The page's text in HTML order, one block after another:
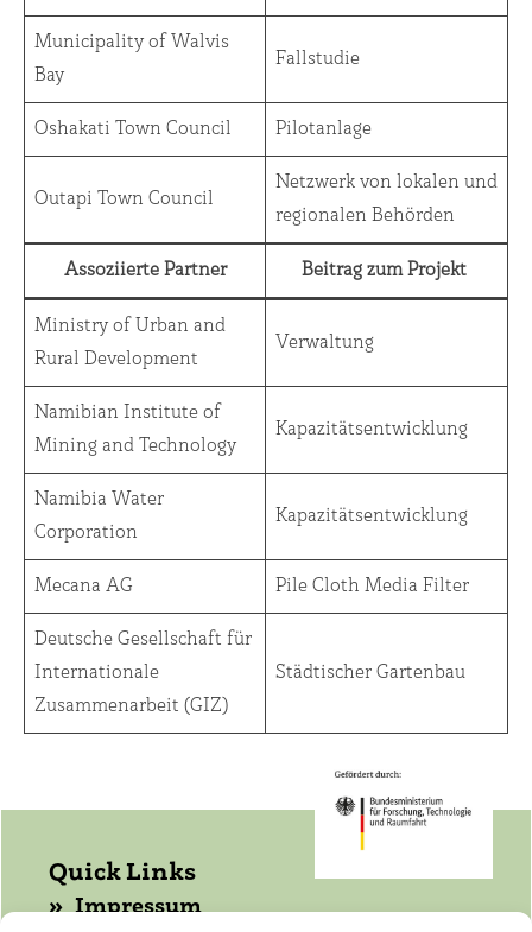
Municipality of Walvis
Bay
Fallstudie
Oshakati Town Council Pilotanlage
Outapi Town Council
Netzwerk von lokalen und
regionalen Behörden
Assoziierte Partner Beitrag zum Projekt
Ministry of Urban and
Rural Development
Verwaltung
Namibian Institute of
Mining and Technology
Kapazitätsentwicklung
Namibia Water
Corporation
Kapazitätsentwicklung
Mecana AG Pile Cloth Media Filter
Deutsche Gesellschaft für
Internationale
Zusammenarbeit (GIZ)
Städtischer Gartenbau
Quick Links
Impressum